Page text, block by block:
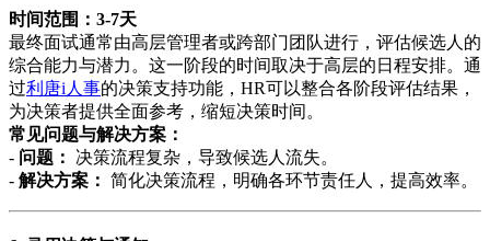
时间范围：3-7天
最终面试通常由高层管理者或跨部门团队进行，评估候选人的
综合能力与潜力。这一阶段的时间取决于高层的日程安排。通
过利唐i人事的决策支持功能，HR可以整合各阶段评估结果，
为决策者提供全面参考，缩短决策时间。
常见问题与解决方案：
- 问题：
决策流程复杂，导致候选人流失。
- 解决方案： 简化决策流程，明确各环节责任人，提高效率。